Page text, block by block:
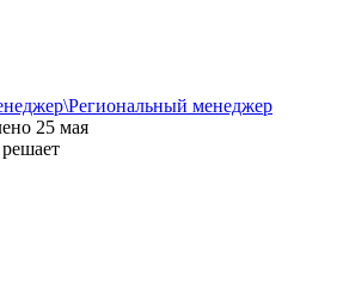
менеджер
25 мая